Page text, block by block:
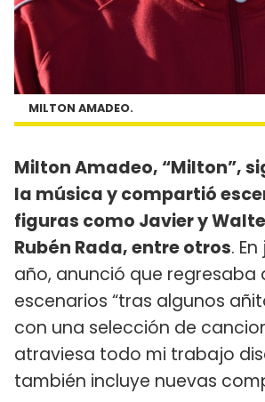
MILTON AMADEO.
Milton Amadeo, “Milton”,
la música y compartió
figuras como Javier y
Rubén Rada, entre otros.
año, anunció que regresaba
escenarios “tras algunos
con una selección de
atraviesa todo mi trabajo
también incluye nuevas